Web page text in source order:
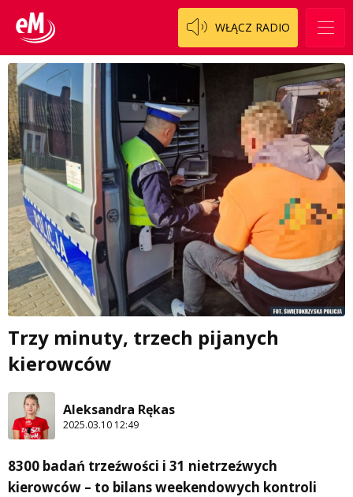
WŁĄCZ RADIO
Trzy minuty, trzech pijanych
kierowców
Aleksandra Rękas
2025.03.10 12:49
8300 badań trzeźwości i 31 nietrzeźwych
kierowców – to bilans weekendowych kontroli